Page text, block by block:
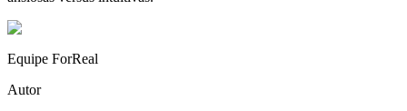
Equipe ForReal
Autor